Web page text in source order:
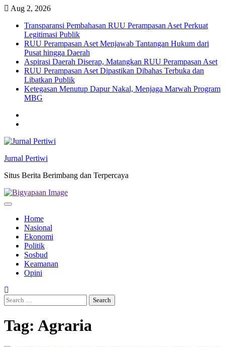
Skip
content
Aug 2, 2026
Transparansi Pembahasan RUU Perampasan Aset Perkuat
Legitimasi Publik
RUU Perampasan Aset Menjawab Tantangan Hukum dari
Pusat hingga Daerah
Aspirasi Daerah Diserap, Matangkan RUU Perampasan Aset
RUU Perampasan Aset Dipastikan Dibahas Terbuka dan
Libatkan Publik
Ketegasan Menutup Dapur Nakal, Menjaga Marwah Program
MBG
Jurnal Pertiwi
Situs Berita Berimbang dan Terpercaya
Home
Nasional
Ekonomi
Politik
Sosbud
Keamanan
Opini
Search
for:
Tag: Agraria